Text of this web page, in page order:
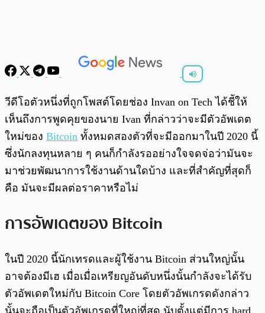
พร้อมเล่น /0:00
วีดีโอตัวหนึ่งที่ถูกโพสต์โดยช่อง Invan on Tech ได้ชีัให้
เห็นถึงการพูดคุยของนาย Ivan ที่กล่าวว่าจะมีตัวอัพเดต
ใหม่ของ Bitcoin ทั้งหมดสองตัวที่จะมีออกมาในปี 2020 นี้
ซึ่งนักลงทุนหลาย ๆ คนก็กำลังรออย่างใจจดจ่อว่ามันจะ
มาช่วยพัฒนาการใช้งานด้านใดบ้าง และที่สำคัญที่สุดก็
คือ มันจะมีผลต่อราคาหรือไม่
การอัพเดตของ Bitcoin
ในปี 2020 นี้นักเทรดและผู้ใช้งาน Bitcoin ส่วนใหญ่นั้น
อาจต้องมีเฮ เมื่อเมื่อเหรียญอันดับหนึ่งนั้นกำลังจะได้รับ
ตัวอัพเดตใหม่กับ Bitcoin Core โดยตัวอัพเกรดดังกล่าว
นั้นจะถือเป็นตัวอัพเกรดที่ใหญ่ที่สุด นับตั้งแต่มีการ hard